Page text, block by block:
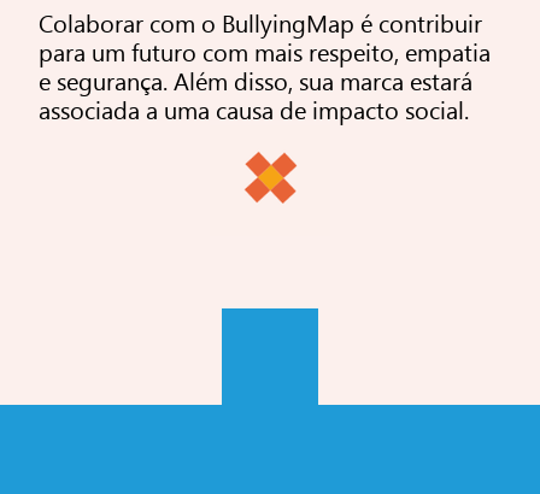
Colaborar com o BullyingMap é contribuir
para um futuro com mais respeito, empatia
e segurança. Além disso, sua marca estará
associada a uma causa de impacto social.